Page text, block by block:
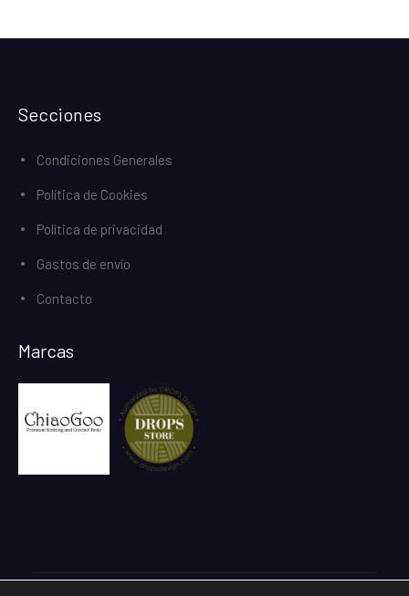
Secciones
Condiciones Generales
Política de Cookies
Política de privacidad
Gastos de envío
Contacto
Marcas